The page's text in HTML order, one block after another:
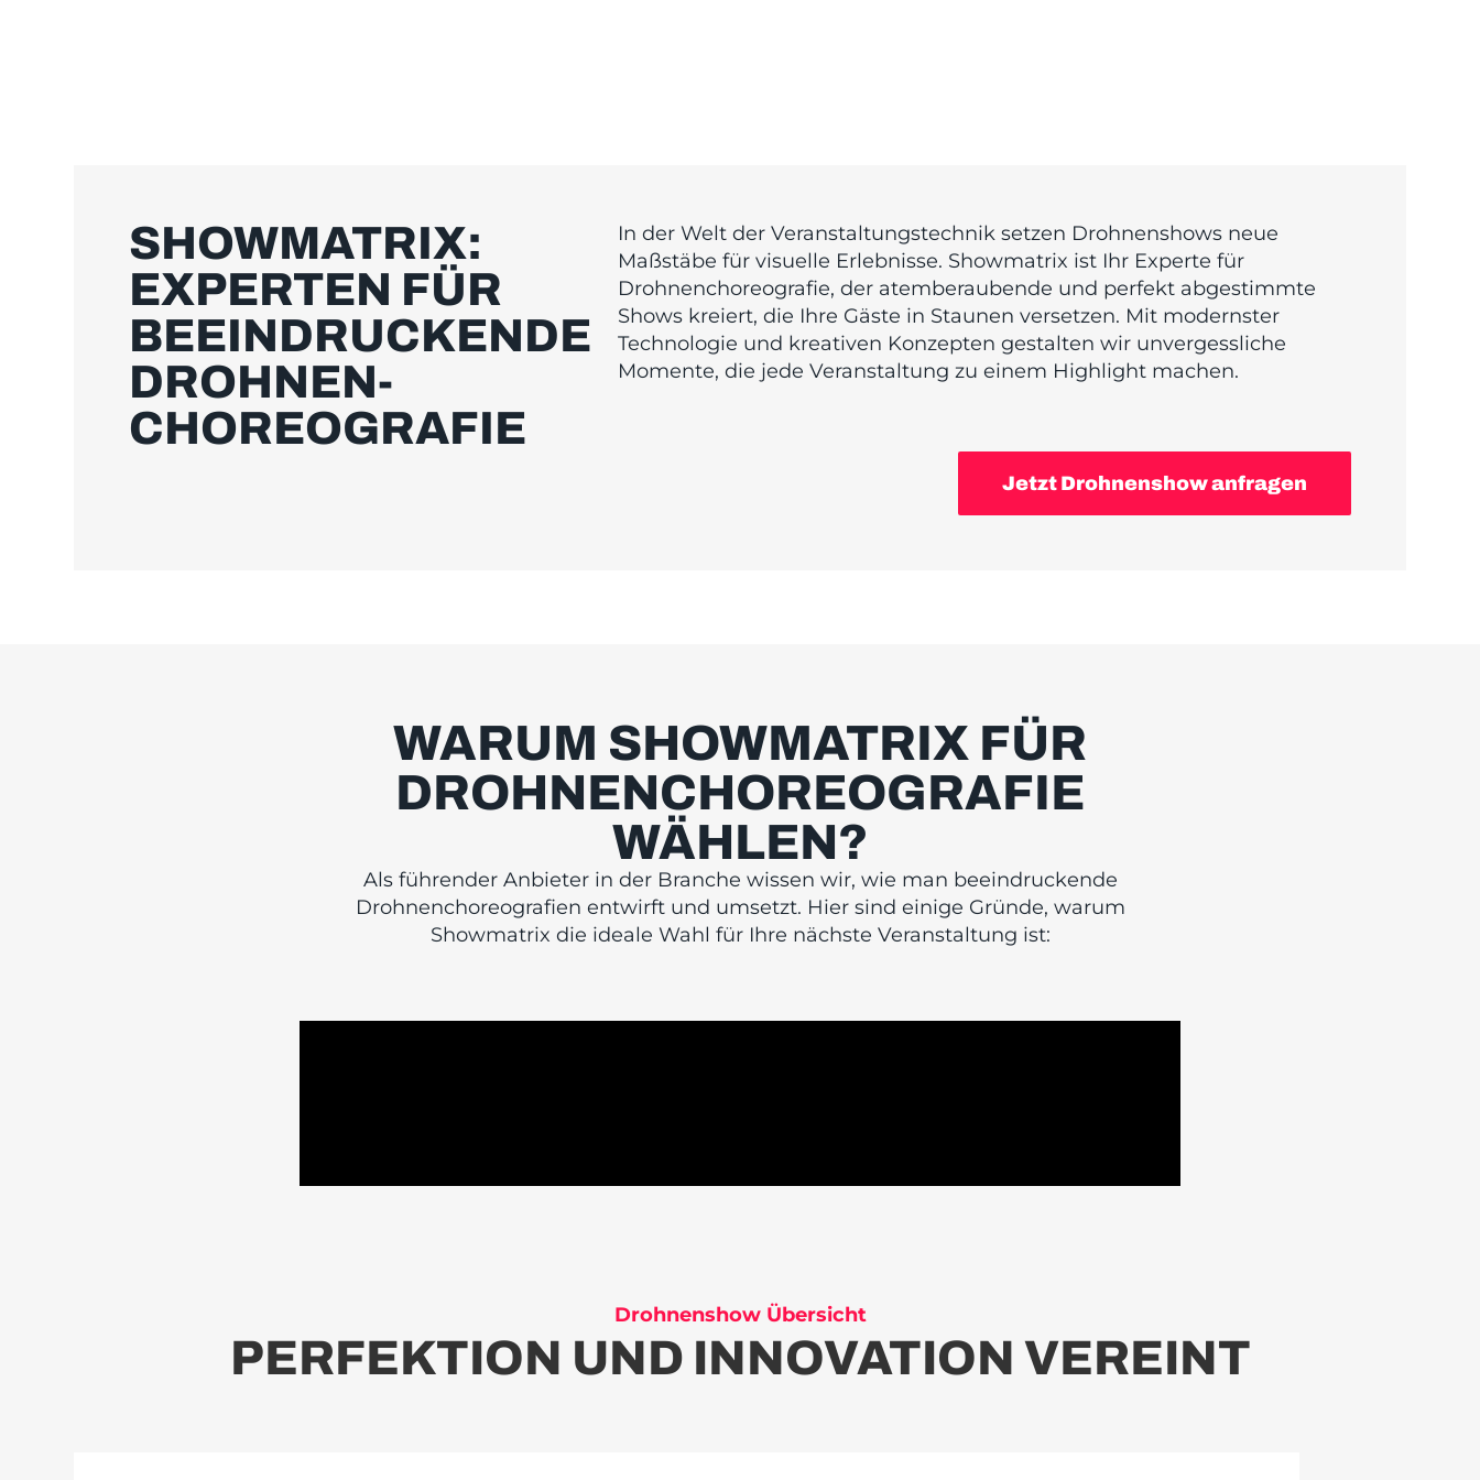
SHOWMATRIX:
EXPERTEN FÜR
BEEINDRUCKENDE
DROHNEN­
CHOREOGRAFIE
In der Welt der Veranstaltungstechnik setzen Drohnenshows neue
Maßstäbe für visuelle Erlebnisse. Showmatrix ist Ihr Experte für
Drohnenchoreografie, der atemberaubende und perfekt abgestimmte
Shows kreiert, die Ihre Gäste in Staunen versetzen. Mit modernster
Technologie und kreativen Konzepten gestalten wir unvergessliche
Momente, die jede Veranstaltung zu einem Highlight machen.
Jetzt Drohnenshow anfragen
WARUM SHOWMATRIX FÜR
DROHNENCHOREOGRAFIE
WÄHLEN?
Als führender Anbieter in der Branche wissen wir, wie man beeindruckende
Drohnenchoreografien entwirft und umsetzt. Hier sind einige Gründe, warum
Showmatrix die ideale Wahl für Ihre nächste Veranstaltung ist:
Drohnenshow Übersicht
PERFEKTION UND INNOVATION VEREINT